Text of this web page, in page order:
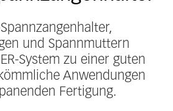
Spannzangenhalter,
und Spannmuttern
System zu einer guten
Anwendungen
Fertigung.